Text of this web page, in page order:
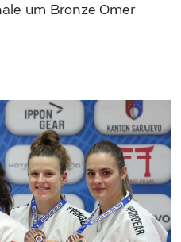
um Bronze Omer